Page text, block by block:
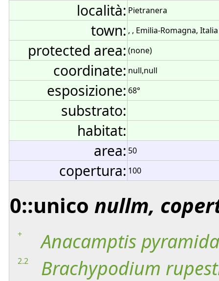
località: Pietranera
town: , , Emilia-Romagna, Italia
protected area: (none)
coordinate: null,null
esposizione: 68°
substrato:
habitat:
area: 50
copertura: 100
0::unico nullm,
+ Anacamptis
2.2 Brachypodium